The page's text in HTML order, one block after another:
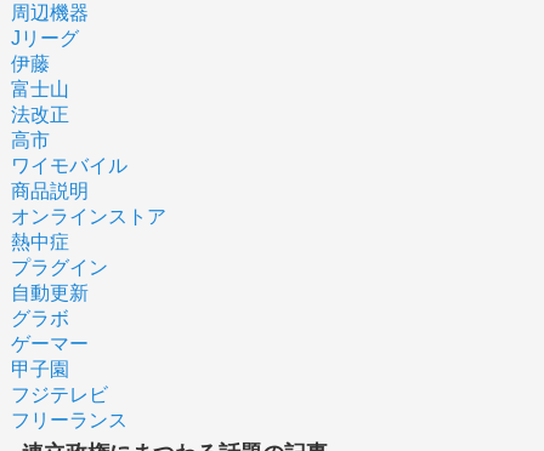
周辺機器
Jリーグ
伊藤
富士山
法改正
高市
ワイモバイル
商品説明
オンラインストア
熱中症
プラグイン
自動更新
グラボ
ゲーマー
甲子園
フジテレビ
フリーランス